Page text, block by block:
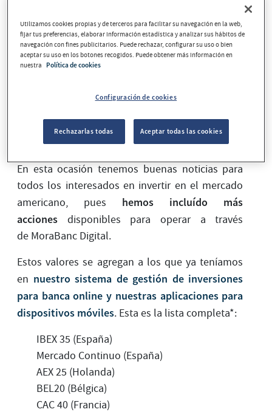
experiencia bancaria y ofrecerte más y mejores
operativasdesde nuestra banca online.
En esta ocasión tenemos buenas noticias para
todos los interesados en invertir en el mercado
americano, pues hemos incluído más
acciones disponibles para operar a través
de MoraBanc Digital.
Estos valores se agregan a los que ya teníamos
en nuestro sistema de gestión de inversiones
para banca online y nuestras aplicaciones para
dispositivos móviles. Esta es la lista completa*:
IBEX 35 (España)
Mercado Continuo (España)
AEX 25 (Holanda)
BEL20 (Bélgica)
CAC 40 (Francia)
Utilizamos cookies propias y de terceros para facilitar su navegación en la web,
fijar tus preferencias, elaborar información estadística y analizar sus hábitos de
navegación con fines publicitarios. Puede rechazar, configurar su uso o bien
aceptar su uso en los botones recogidos. Puede obtener más información en
nuestra
Política de cookies
Configuración de cookies
Rechazarlas todas Aceptar todas las cookies